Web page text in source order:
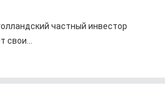
частный инвестор
свои...